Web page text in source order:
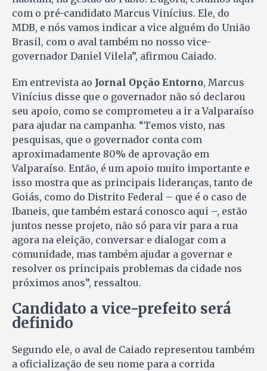
com o pré-candidato Marcus Vinícius. Ele, do
MDB, e nós vamos indicar a vice alguém do União
Brasil, com o aval também no nosso vice-
governador Daniel Vilela”, afirmou Caiado.
Em entrevista ao Jornal Opção Entorno, Marcus
Vinícius disse que o governador não só declarou
seu apoio, como se comprometeu a ir a Valparaíso
para ajudar na campanha. “Temos visto, nas
pesquisas, que o governador conta com
aproximadamente 80% de aprovação em
Valparaíso. Então, é um apoio muito importante e
isso mostra que as principais lideranças, tanto de
Goiás, como do Distrito Federal – que é o caso de
Ibaneis, que também estará conosco aqui –, estão
juntos nesse projeto, não só para vir para a rua
agora na eleição, conversar e dialogar com a
comunidade, mas também ajudar a governar e
resolver os principais problemas da cidade nos
próximos anos”, ressaltou.
Candidato a vice-prefeito será
definido
Segundo ele, o aval de Caiado representou também
a oficialização de seu nome para a corrida